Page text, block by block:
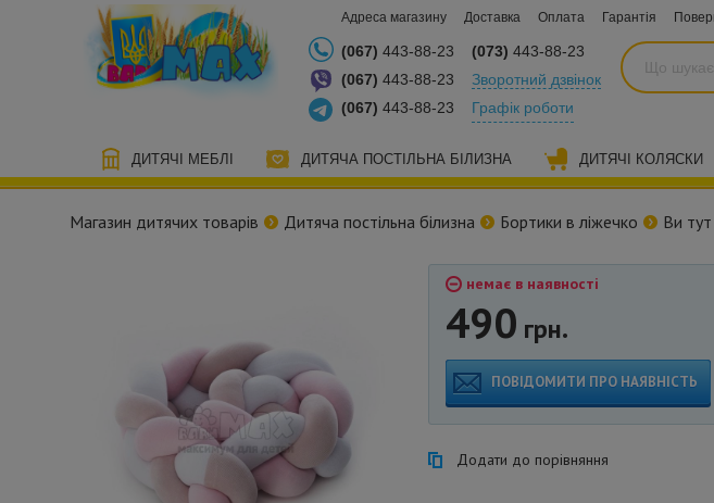
Адреса магазину Доставка Оплата Гарантія
(067) 443-88-23
(067) 443-88-23
(067) 443-88-23
(073) 443-88-23
Зворотний дзвінок
Графік роботи
ДИТЯЧІ МЕБЛІ ДИТЯЧА ПОСТІЛЬНА БІЛИЗНА ДИТЯЧІ КОЛЯСКИ
Магазин дитячих товарів Дитяча постільна білизна Бортики в ліжечко Ви тут
немає в наявності
490 грн.
ПОВІДОМИТИ ПРО НАЯВНІСТЬ
Додати до порівняння